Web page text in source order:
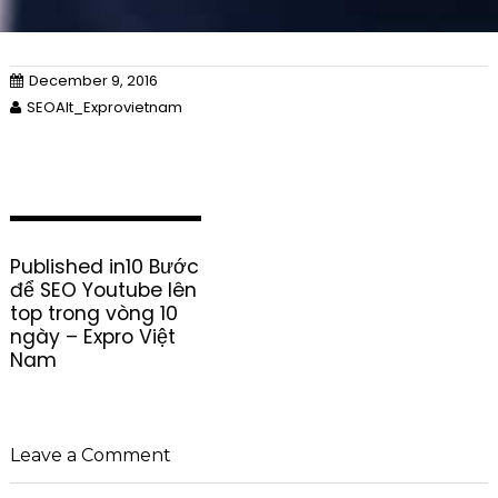
December 9, 2016
SEOAlt_Exprovietnam
o
s
t
n
a
g
a
Published in10 Bước
để SEO Youtube lên
top trong vòng 10
ngày – Expro Việt
Nam
Leave a Comment